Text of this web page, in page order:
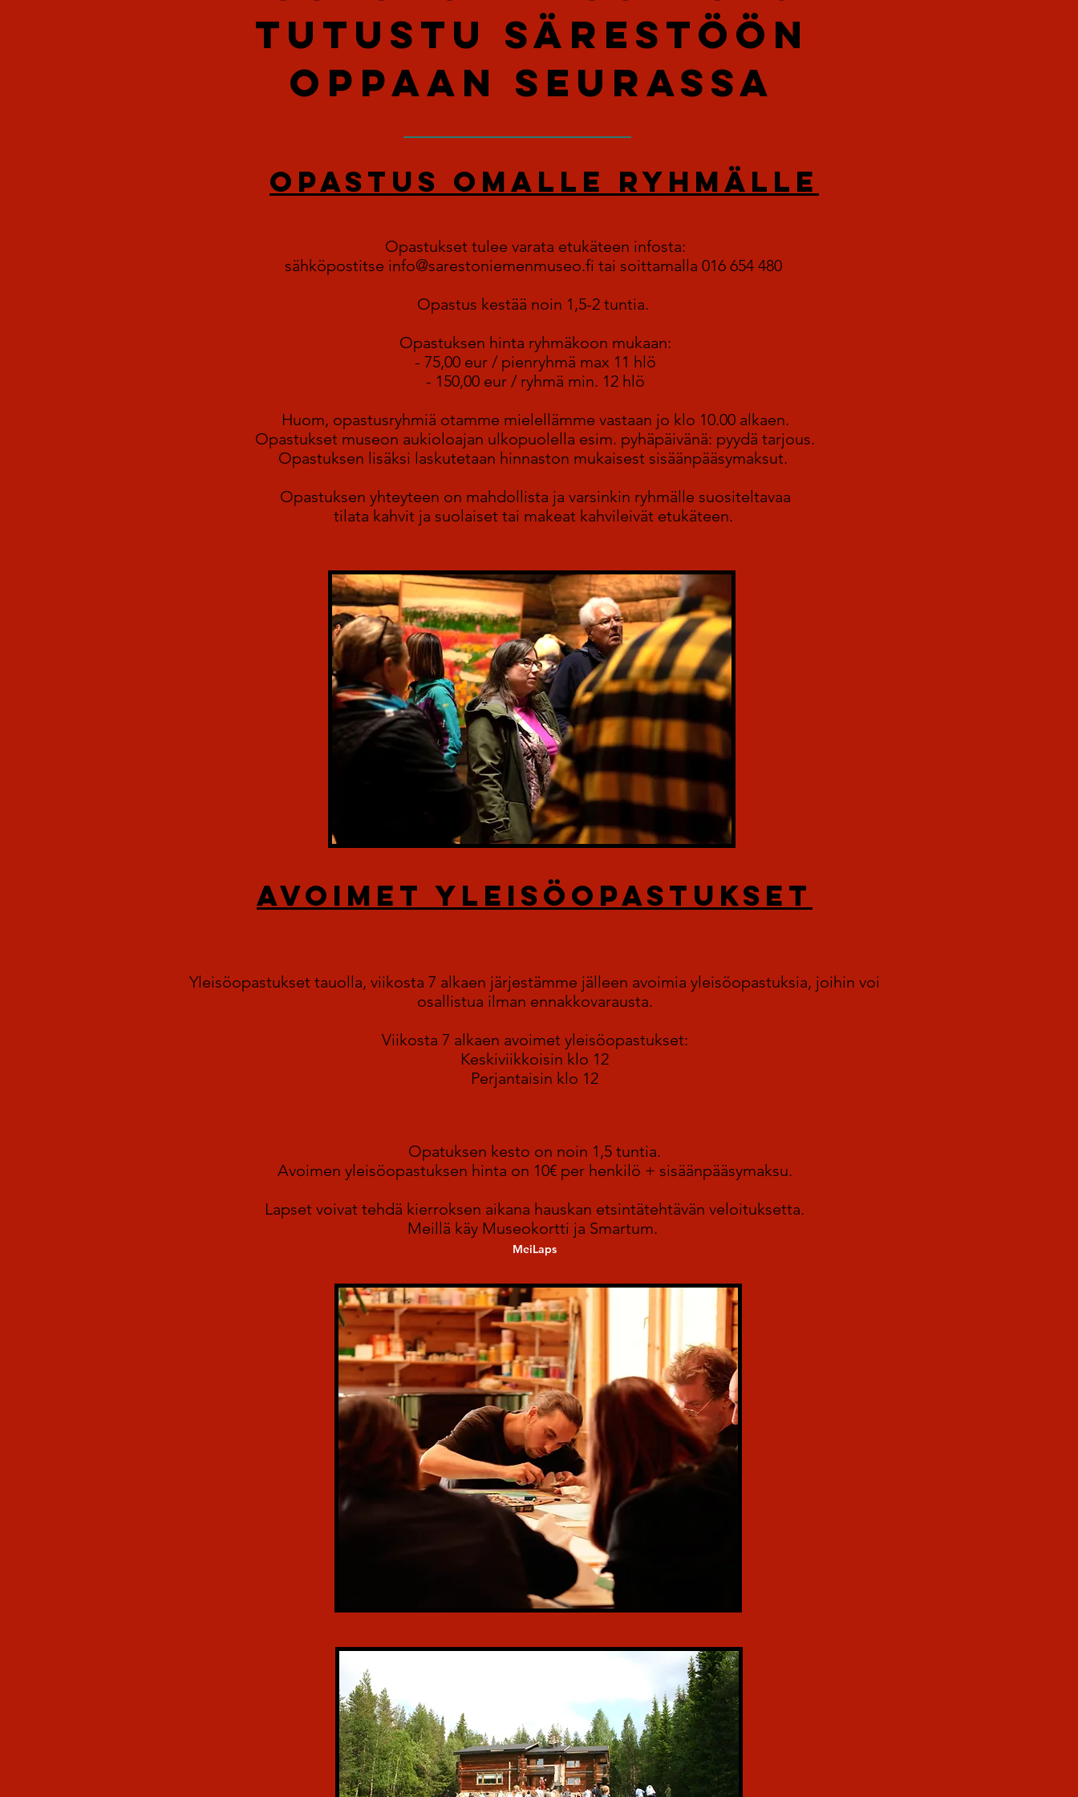
TUTUSTU SÄRESTÖÖN
OPPAAN SEURASSA
opastus omalle ryhmälle
Opastukset tulee varata etukäteen infosta:
sähköpostitse info@sarestoniemenmuseo.fi tai soittamalla 016 654 480
Opastus kestää noin 1,5-2 tuntia.
Opastuksen hinta ryhmäkoon mukaan:
- 75,00 eur / pienryhmä max 11 hlö
- 150,00 eur / ryhmä min. 12 hlö
Huom, opastusryhmiä otamme mielellämme vastaan jo klo 10.00 alkaen.
Opastukset museon aukioloajan ulkopuolella esim. pyhäpäivänä: pyydä tarjous.
Opastuksen lisäksi laskutetaan hinnaston mukaisest sisäänpääsymaksut.
Opastuksen yhteyteen on mahdollista ja varsinkin ryhmälle suositeltavaa
tilata kahvit ja suolaiset tai makeat kahvileivät etukäteen.
AVOIMET YLEISÖOPASTUKSET
Yleisöopastukset tauolla, viikosta 7 alkaen järjestämme jälleen avoimia yleisöopastuksia, joihin voi
osallistua ilman ennakkovarausta.
Viikosta 7 alkaen avoimet yleisöopastukset:
Keskiviikkoisin klo 12
Perjantaisin klo 12
Opatuksen kesto on noin 1,5 tuntia.
Avoimen yleisöopastuksen hinta on 10€ perhenkilö + sisäänpääsymaksu.
Lapset voivat tehdä kierroksen aikana hauskan etsintätehtävän veloituksetta.
Meillä käy Museokortti ja Smartum.
MeiLaps